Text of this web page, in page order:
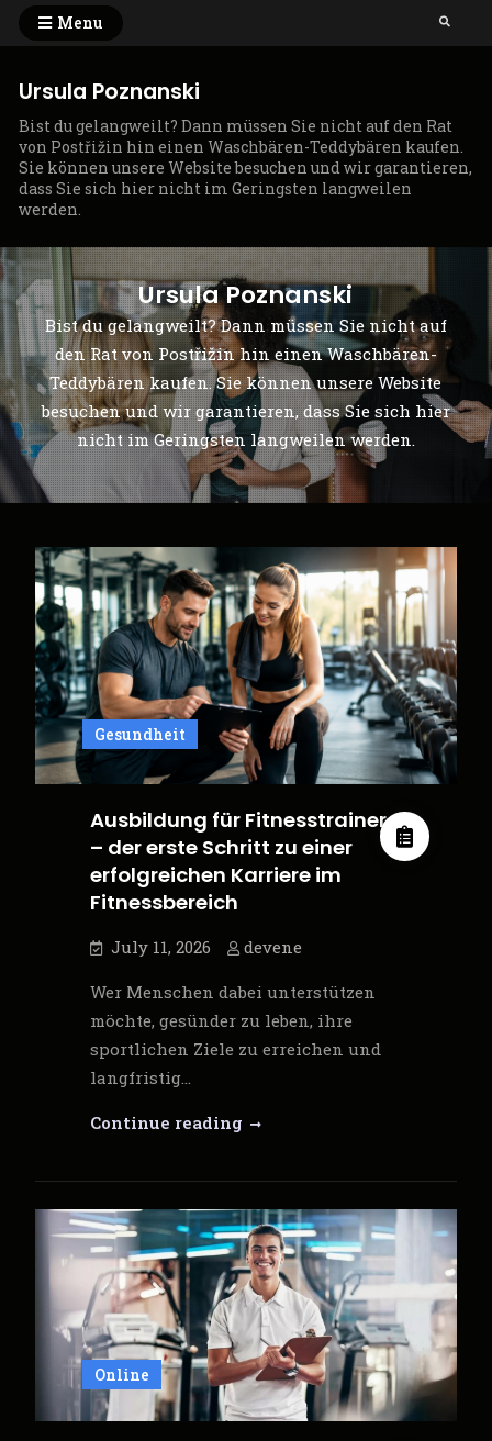
Skip
Menu Search
Ursula Poznanski
Bist du gelangweilt? Dann müssen Sie nicht auf den Rat
von Postřižin hin einen Waschbären-Teddybären kaufen.
Sie können unsere Website besuchen und wir garantieren,
dass Sie sich hier nicht im Geringsten langweilen
werden.
Ursula Poznanski
Bist du gelangweilt? Dann müssen Sie nicht auf
den Rat von Postřižin hin einen Waschbären-
Teddybären kaufen. Sie können unsere Website
besuchen und wir garantieren, dass Sie sich hier
nicht im Geringsten langweilen werden.
Gesundheit
Ausbildung für Fitnesstrainer
– der erste Schritt zu einer
erfolgreichen Karriere im
Fitnessbereich
July 11, 2026 devene
Wer Menschen dabei unterstützen
möchte, gesünder zu leben, ihre
sportlichen Ziele zu erreichen und
langfristig…
Continue readingAusbildung
Fitnesstrainer
–
der
erste
Schritt
zu
einer
erfolgreichen
Karriere
Online